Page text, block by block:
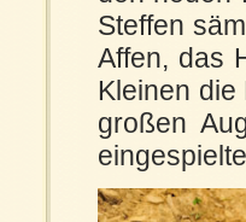
Steffen
Affen, das
Kleinen
großen